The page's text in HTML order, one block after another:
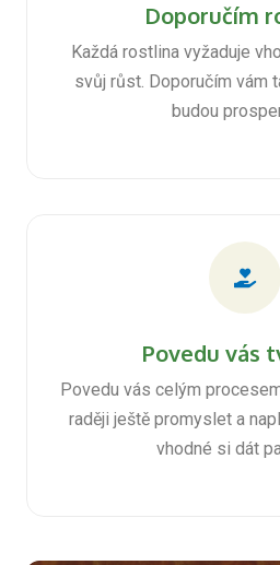
Doporučím
Každá rostlina vyžaduje
svůj růst. Doporučím vám
budou
Povedu vás
Povedu vás celým
raději ještě promyslet a
vhodné si dát